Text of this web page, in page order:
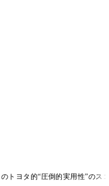
トヨタ的“圧倒的実用性”のス